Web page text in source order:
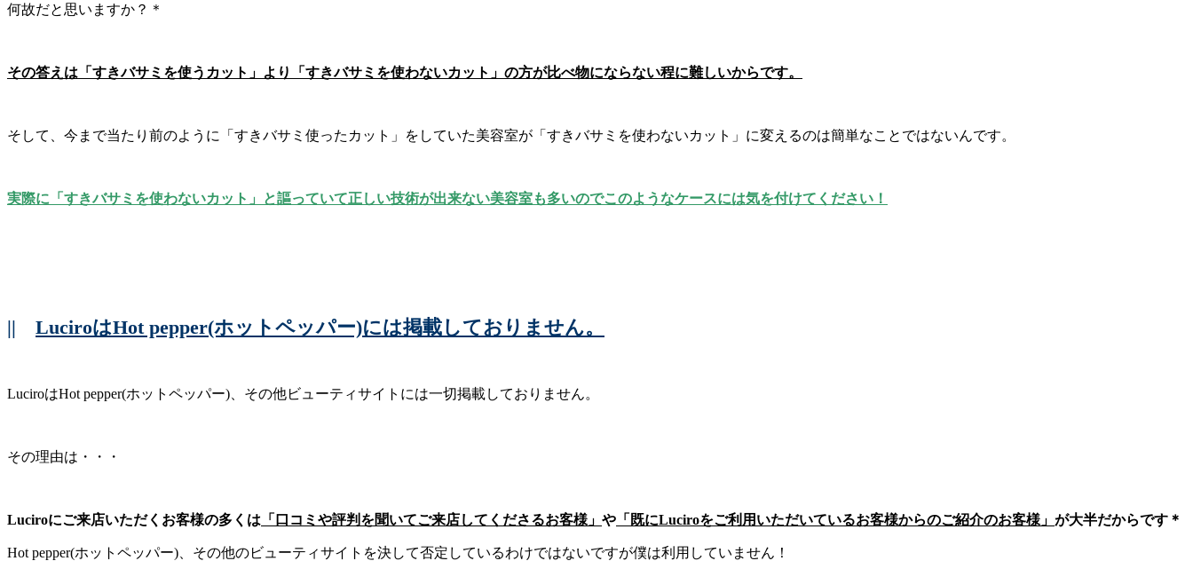
何故だと思いますか？＊
その答えは「すきバサミを使うカット」より「すきバサミを使わないカット」の方が比べ物にならない程に難しいからです。
そして、今まで当たり前のように「すきバサミ使ったカット」をしていた美容室が「すきバサミを使わないカット」に変えるのは簡単なことではないんです。
実際に「すきバサミを使わないカット」と謳っていて正しい技術が出来ない美容室も多いのでこのようなケースには気を付けてください！
|| LuciroはHot pepper(ホットペッパー)には掲載しておりません。
LuciroはHot pepper(ホットペッパー)、その他ビューティサイトには一切掲載しておりません。
その理由は・・・
Luciroにご来店いただくお客様の多くは 「口コミや評判を聞いてご来店してくださるお客様」 や 「既にLuciroをご利用いただいているお客様からのご紹介のお客様」 が大半だからです＊
Hot pepper(ホットペッパー)、その他のビューティサイトを決して否定しているわけではないですが僕は利用していません！